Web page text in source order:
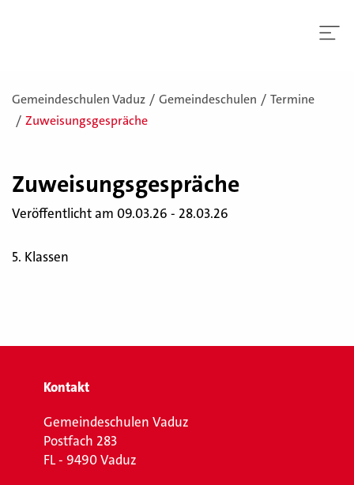
Gemeindeschulen Vaduz Gemeindeschulen
Termine
Zuweisungsgespräche
Zu­wei­sungs­ge­sprä­che
Veröffentlicht am 09.03.26 - 28.03.26
5. Klassen
Kontakt
Gemeindeschulen Vaduz
Postfach 283
FL - 9490 Vaduz